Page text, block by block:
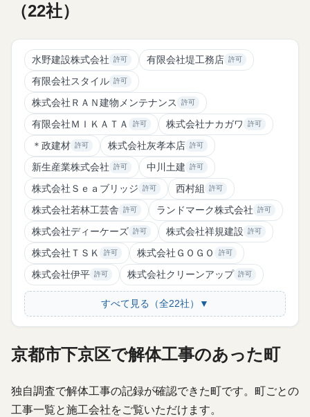
（22社）
水野建設株式会社 許可 有限会社堤工務店 許可
有限会社スタイル 許可
株式会社ＲＡＮ建物メンテナンス 許可
有限会社ＭＩＫＡＴＡ 許可 株式会社ナカガワ 許可
＊政建材 許可 株式会社灰孝本店 許可
新生産業株式会社 許可 中川土建 許可
株式会社Ｓｅａブリッジ 許可 西村組 許可
株式会社若林工芸舎 許可 ランドマーク株式会社 許可
株式会社ディーケーズ 許可 株式会社祥規建設 許可
株式会社ＴＳＫ 許可 株式会社ＧＯＧＯ 許可
株式会社伊平 許可 株式会社クリーンアップ 許可
すべて見る（全22社）▼
京都市下京区で解体工事のあった町
独自調査で解体工事の記録が確認できた町です。町ごとの
工事一覧と施工会社をご覧いただけます。